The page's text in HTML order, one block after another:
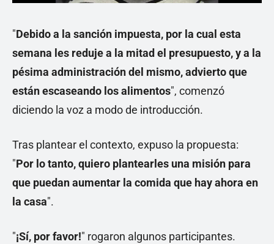
"Debido a la sanción impuesta, por la cual esta
semana les reduje a la mitad el presupuesto, y a la
pésima administración del mismo, advierto que
están escaseando los alimentos", comenzó
diciendo la voz a modo de introducción.
Tras plantear el contexto, expuso la propuesta:
"Por lo tanto, quiero plantearles una misión para
que puedan aumentar la comida que hay ahora en
la casa".
"¡Sí, por favor!" rogaron algunos participantes.